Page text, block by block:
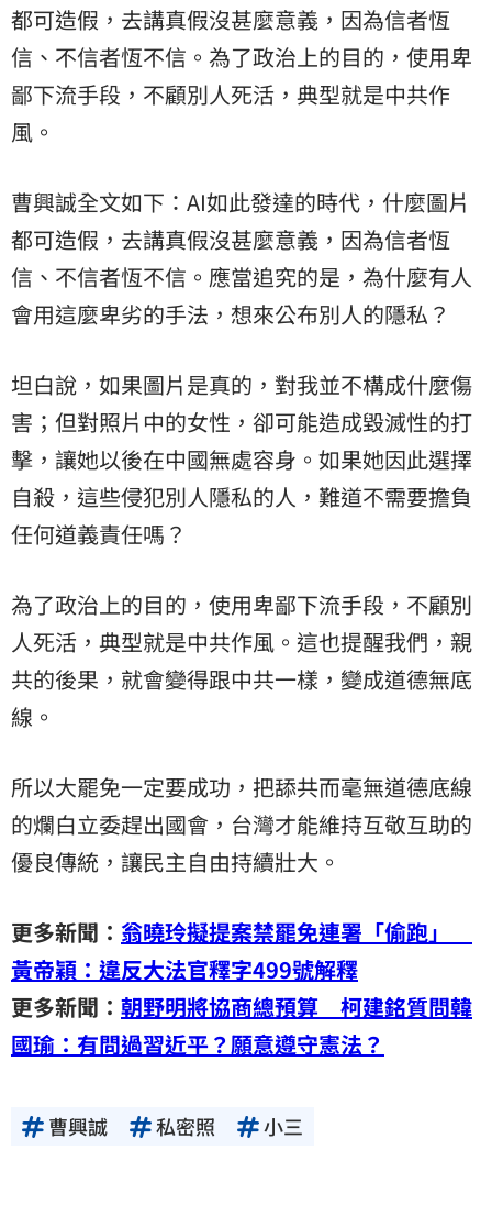
都可造假，去講真假沒甚麼意義，因為信者恆
信、不信者恆不信。為了政治上的目的，使用卑
鄙下流手段，不顧別人死活，典型就是中共作
風。
曹興誠全文如下：AI如此發達的時代，什麼圖片
都可造假，去講真假沒甚麼意義，因為信者恆
信、不信者恆不信。應當追究的是，為什麼有人
會用這麼卑劣的手法，想來公布別人的隱私？
坦白說，如果圖片是真的，對我並不構成什麼傷
害；但對照片中的女性，卻可能造成毀滅性的打
擊，讓她以後在中國無處容身。如果她因此選擇
自殺，這些侵犯別人隱私的人，難道不需要擔負
任何道義責任嗎？
為了政治上的目的，使用卑鄙下流手段，不顧別
人死活，典型就是中共作風。這也提醒我們，親
共的後果，就會變得跟中共一樣，變成道德無底
線。
所以大罷免一定要成功，把舔共而毫無道德底線
的爛白立委趕出國會，台灣才能維持互敬互助的
優良傳統，讓民主自由持續壯大。
更多新聞： 翁曉玲擬提案禁罷免連署「偷跑」
黃帝穎：違反大法官釋字499號解釋
更多新聞： 朝野明將協商總預算 柯建銘質問韓
國瑜：有問過習近平？願意遵守憲法？
曹興誠 私密照 小三